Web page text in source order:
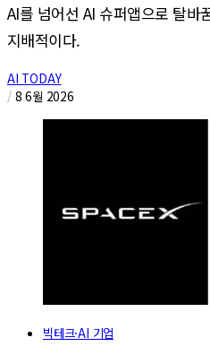
AI를 넘어선 AI 슈퍼앱으로 탈바
지배적이다.
AI TODAY
/ 8 6월 2026
빅테크·AI 기업